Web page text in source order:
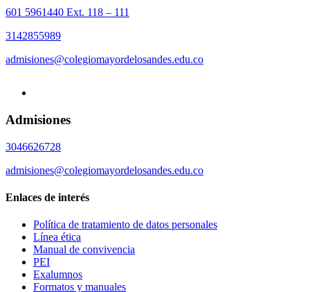
601 5961440 Ext. 118 – 111
3142855989
admisiones@colegiomayordelosandes.edu.co
Admisiones
3046626728
admisiones@colegiomayordelosandes.edu.co
Enlaces de interés
Política de tratamiento de datos personales
Línea ética
Manual de convivencia
PEI
Exalumnos
Formatos y manuales